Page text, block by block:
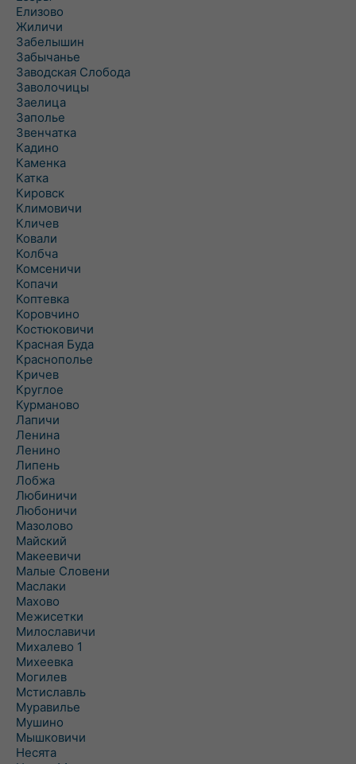
Елизово
Жиличи
Забелышин
Забычанье
Заводская Слобода
Заволочицы
Заелица
Заполье
Звенчатка
Кадино
Каменка
Катка
Кировск
Климовичи
Кличев
Ковали
Колбча
Комсеничи
Копачи
Коптевка
Коровчино
Костюковичи
Красная Буда
Краснополье
Кричев
Круглое
Курманово
Лапичи
Ленина
Ленино
Липень
Лобжа
Любиничи
Любоничи
Мазолово
Майский
Макеевичи
Малые Словени
Маслаки
Махово
Межисетки
Милославичи
Михалево 1
Михеевка
Могилев
Мстиславль
Муравилье
Мушино
Мышковичи
Несята